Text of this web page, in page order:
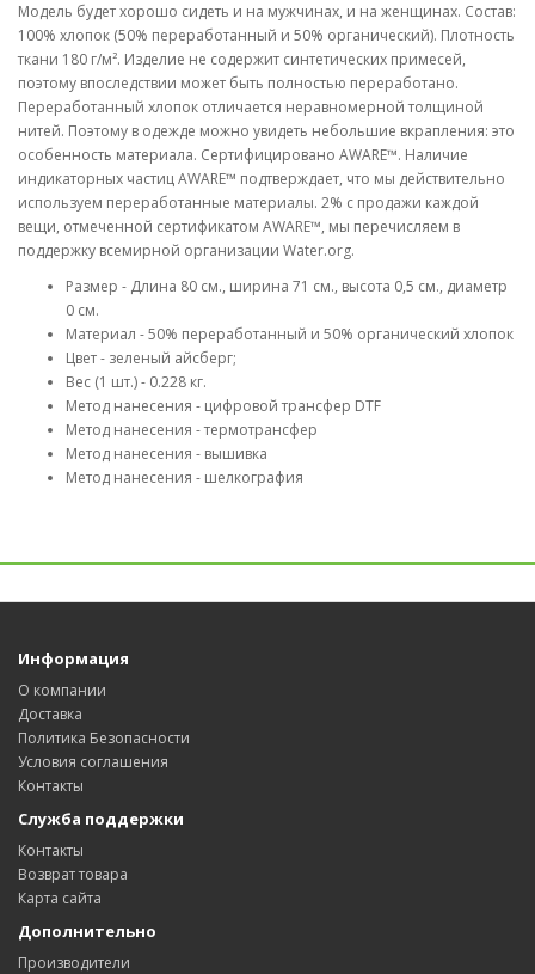
Модель будет хорошо сидеть и на мужчинах, и на женщинах. Состав:
100% хлопок (50% переработанный и 50% органический). Плотность
ткани 180 г/м². Изделие не содержит синтетических примесей,
поэтому впоследствии может быть полностью переработано.
Переработанный хлопок отличается неравномерной толщиной
нитей. Поэтому в одежде можно увидеть небольшие вкрапления: это
особенность материала. Сертифицировано AWARE™. Наличие
индикаторных частиц AWARE™ подтверждает, что мы действительно
используем переработанные материалы. 2% с продажи каждой
вещи, отмеченной сертификатом AWARE™, мы перечисляем в
поддержку всемирной организации Water.org.
Размер - Длина 80 см., ширина 71 см., высота 0,5 см., диаметр
0 см.
Материал - 50% переработанный и 50% органический хлопок
Цвет - зеленый айсберг;
Вес (1 шт.) - 0.228 кг.
Метод нанесения - цифровой трансфер DTF
Метод нанесения - термотрансфер
Метод нанесения - вышивка
Метод нанесения - шелкография
Информация
О компании
Доставка
Политика Безопасности
Условия соглашения
Контакты
Служба поддержки
Контакты
Возврат товара
Карта сайта
Дополнительно
Производители